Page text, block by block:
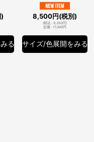
る
8,500円(税別)
(税込: 9,350円)
定価 : 17,000円
サイズ/色展開をみる